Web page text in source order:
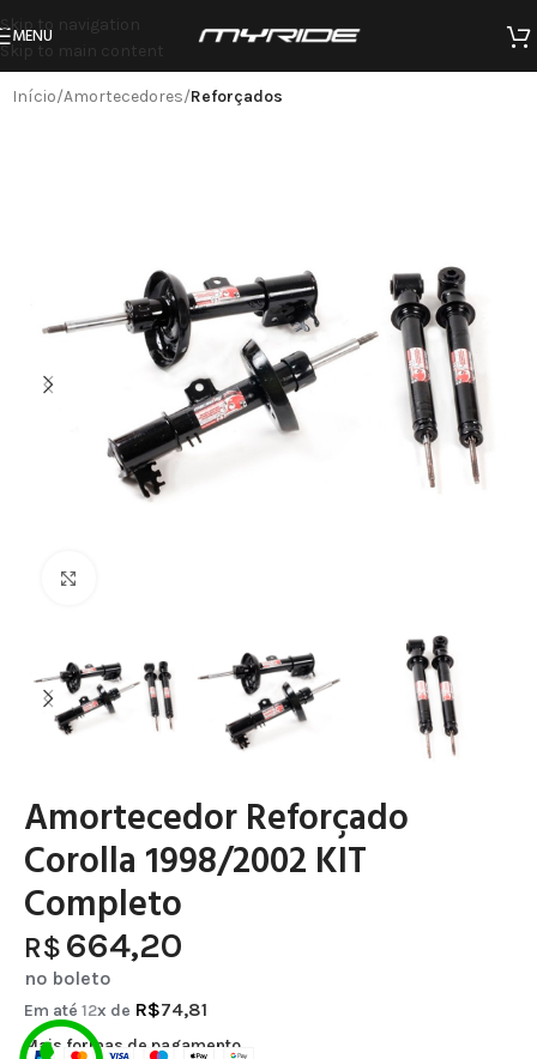
Skip to navigation
Skip to main content
MENU
Início Amortecedores Reforçados
Amortecedor Reforçado
Corolla 1998/2002 KIT
Completo
R$ 664,20
no boleto
Em até 12x de R$74,81
Mais formas de pagamento